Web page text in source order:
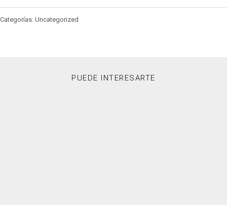
Categorías: Uncategorized
PUEDE INTERESARTE